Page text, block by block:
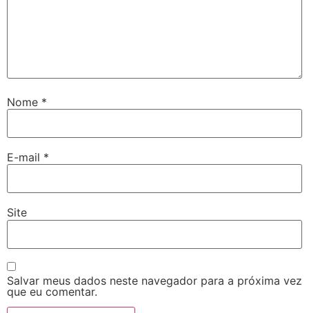
Nome *
E-mail *
Site
Salvar meus dados neste navegador para a próxima vez
que eu comentar.